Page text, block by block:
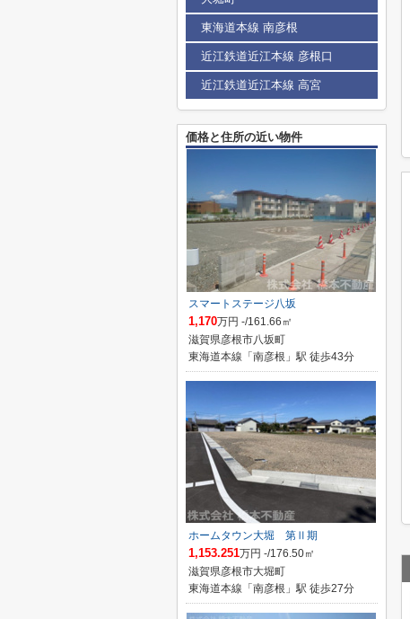
東海道本線 南彦根
近江鉄道近江本線 彦根口
近江鉄道近江本線 高宮
価格と住所の近い物件
スマートステージ八坂
1,170万円 -/161.66㎡
滋賀県彦根市八坂町
東海道本線「南彦根」駅 徒歩43分
ホームタウン大堀 第Ⅱ期
1,153.251万円 -/176.50㎡
滋賀県彦根市大堀町
東海道本線「南彦根」駅 徒歩27分